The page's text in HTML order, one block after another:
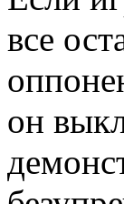
все
он